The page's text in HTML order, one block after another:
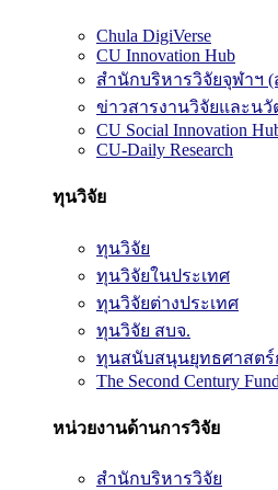
Chula DigiVerse
CU Innovation Hub
สำนักบริหารวิจัยจุฬาฯ (
ข่าวสารงานวิจัยและนวั
CU Social Innovation
CU-Daily Research
ทุนวิจัย
ทุนวิจัย
ทุนวิจัยในประเทศ
ทุนวิจัยต่างประเทศ
ทุนวิจัย สบจ.
ทุนสนับสนุนยุทธศาสตร์
The Second Century
หน่วยงานด้านการวิจัย
สำนักบริหารวิจัย